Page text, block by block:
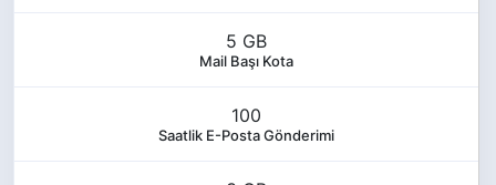
5 GB
Mail Başı Kota
100
Saatlik E-Posta Gönderimi